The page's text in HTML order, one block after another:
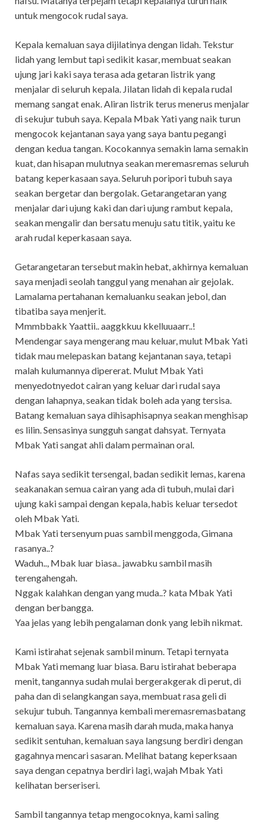
untuk mengocok rudal saya.
Kepala kemaluan saya dijilatinya dengan lidah. Tekstur
lidah yang lembut tapi sedikit kasar, membuat seakan
ujung jari kaki saya terasa ada getaran listrik yang
menjalar di seluruh kepala. Jilatan lidah di kepala rudal
memang sangat enak. Aliran listrik terus menerus menjalar
di sekujur tubuh saya. Kepala Mbak Yati yang naik turun
mengocok kejantanan saya yang saya bantu pegangi
dengan kedua tangan. Kocokannya semakin lama semakin
kuat, dan hisapan mulutnya seakan meremasremas seluruh
batang keperkasaan saya. Seluruh poripori tubuh saya
seakan bergetar dan bergolak. Getarangetaran yang
menjalar dari ujung kaki dan dari ujung rambut kepala,
seakan mengalir dan bersatu menuju satu titik, yaitu ke
arah rudal keperkasaan saya.
Getarangetaran tersebut makin hebat, akhirnya kemaluan
saya menjadi seolah tanggul yang menahan air gejolak.
Lamalama pertahanan kemaluanku seakan jebol, dan
tibatiba saya menjerit.
Mmmbbakk Yaattii.. aaggkkuu kkelluuaarr..!
Mendengar saya mengerang mau keluar, mulut Mbak Yati
tidak mau melepaskan batang kejantanan saya, tetapi
malah kulumannya dipererat. Mulut Mbak Yati
menyedotnyedot cairan yang keluar dari rudal saya
dengan lahapnya, seakan tidak boleh ada yang tersisa.
Batang kemaluan saya dihisaphisapnya seakan menghisap
es lilin. Sensasinya sungguh sangat dahsyat. Ternyata
Mbak Yati sangat ahli dalam permainan oral.
Nafas saya sedikit tersengal, badan sedikit lemas, karena
seakanakan semua cairan yang ada di tubuh, mulai dari
ujung kaki sampai dengan kepala, habis keluar tersedot
oleh Mbak Yati.
Mbak Yati tersenyum puas sambil menggoda, Gimana
rasanya..?
Waduh.., Mbak luar biasa.. jawabku sambil masih
terengahengah.
Nggak kalahkan dengan yang muda..? kata Mbak Yati
dengan berbangga.
Yaa jelas yang lebih pengalaman donk yang lebih nikmat.
Kami istirahat sejenak sambil minum. Tetapi ternyata
Mbak Yati memang luar biasa. Baru istirahat beberapa
menit, tangannya sudah mulai bergerakgerak di perut, di
paha dan di selangkangan saya, membuat rasa geli di
sekujur tubuh. Tangannya kembali meremasremasbatang
kemaluan saya. Karena masih darah muda, maka hanya
sedikit sentuhan, kemaluan saya langsung berdiri dengan
gagahnya mencari sasaran. Melihat batang keperksaan
saya dengan cepatnya berdiri lagi, wajah Mbak Yati
kelihatan berseriseri.
Sambil tangannya tetap mengocoknya, kami saling